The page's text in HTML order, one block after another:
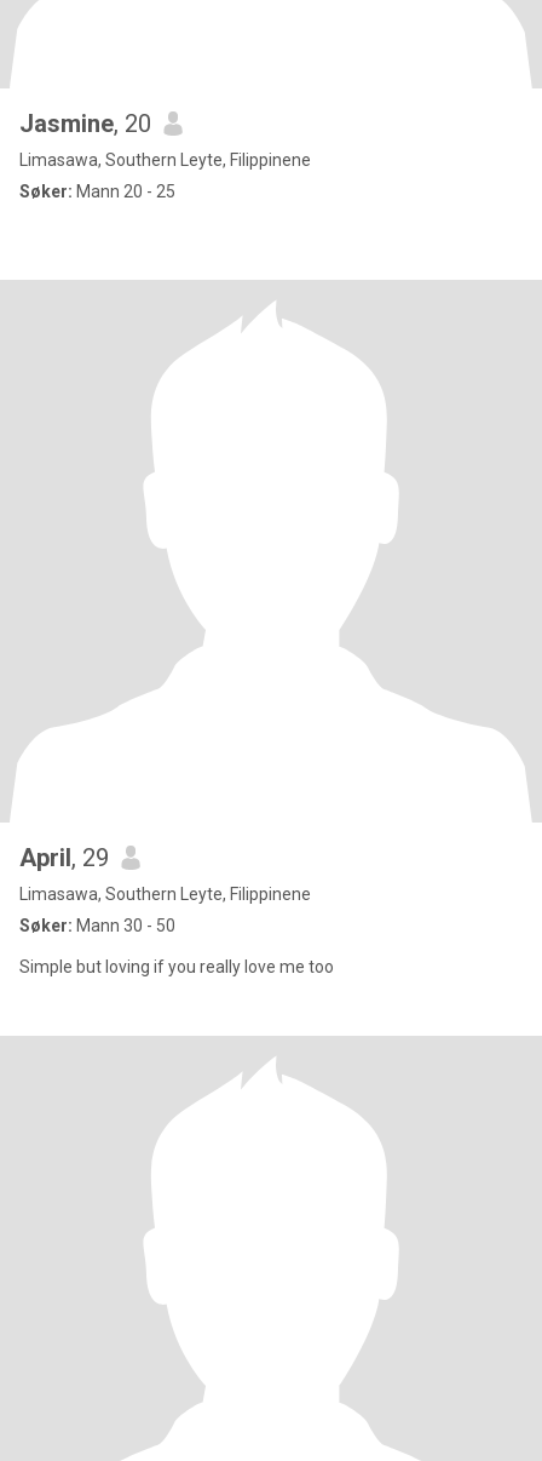
Jasmine, 20
Limasawa, Southern Leyte, Filippinene
Søker: Mann 20 - 25
April, 29
Limasawa, Southern Leyte, Filippinene
Søker: Mann 30 - 50
Simple but loving if you really love me too